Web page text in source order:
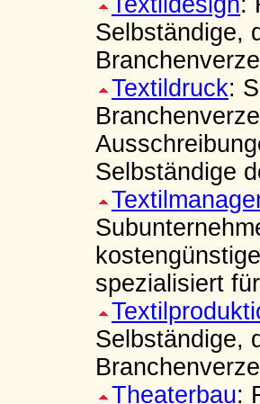
Selbständige,
Textildruck:
Selbständige
spezialisiert
Selbständige,
Theaterbau: